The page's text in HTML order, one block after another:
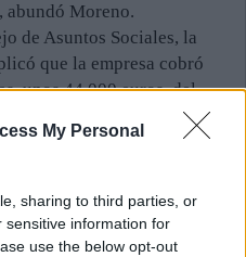
My Personal
sharing to third parties, or
sensitive information for
use the below opt-out
abundó Moreno.
de Asuntos Sociales, la
que la empresa cobró
unos 44.000 euros, del
expuso que el martes hizo
euros de las plazas vacías
recibido de la
28.000 euros que ya se
pueda cobrar